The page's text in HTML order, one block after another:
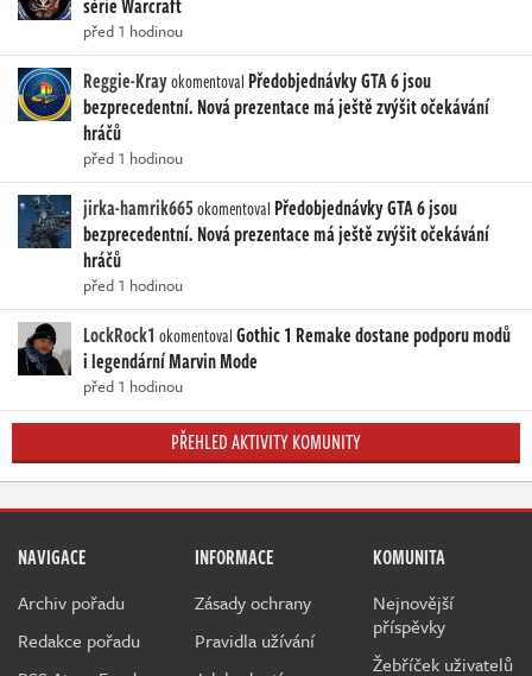
série Warcraft
před 1 hodinou
Reggie-Krayokomentoval Předobjednávky GTA 6 jsou
bezprecedentní. Nová prezentace má ještě zvýšit očekávání
hráčů
před 1 hodinou
jirka-hamrik665okomentoval Předobjednávky GTA 6 jsou
bezprecedentní. Nová prezentace má ještě zvýšit očekávání
hráčů
před 1 hodinou
LockRock1 okomentovalGothic 1 Remake dostane podporu modů
i legendární Marvin Mode
před 1 hodinou
PŘEHLED AKTIVITY KOMUNITY
NAVIGACE
Archiv pořadu
Redakce pořadu
INFORMACE
Zásady ochrany
Pravidla užívání
KOMUNITA
Nejnovější
příspěvky
Žebříček uživatelů